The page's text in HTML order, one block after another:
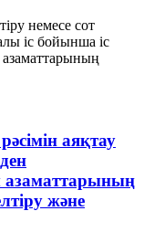
немесе сот
іс бойынша іс
азаматтарының
аяқтау
азаматтарының
және